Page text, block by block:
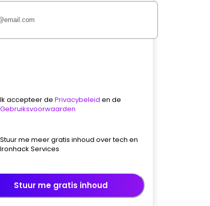
Ik accepteer de Privacybeleid en de
Gebruiksvoorwaarden
Stuur me meer gratis inhoud over tech en
Ironhack Services
Stuur me gratis inhoud